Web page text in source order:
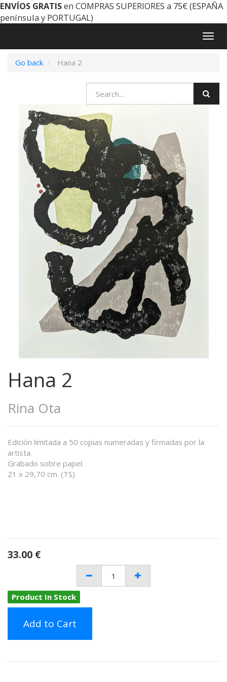
ENVÍOS GRATISen COMPRAS SUPERIORES a 75€ (ESPAÑA
península y PORTUGAL)
Go back
Hana 2
Hana 2
Rina Ota
Edición limitada a 50 copias numeradas y firmadas por la
artista.
Grabado sobre papel.
21 x 29,70 cm. (TS)
33.00 €
Product In Stock
Add to Cart